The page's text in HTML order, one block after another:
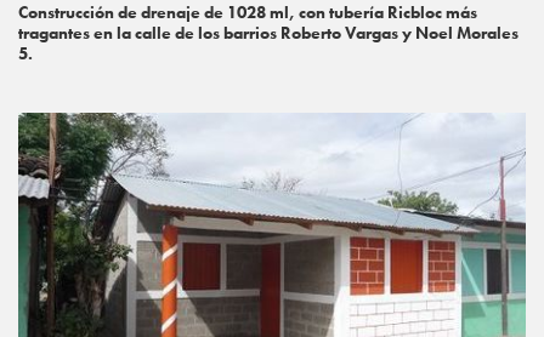
Construcción de drenaje de 1028 ml, con tubería Ricbloc más
tragantes en la calle de los barrios Roberto Vargas y Noel Morales
5.